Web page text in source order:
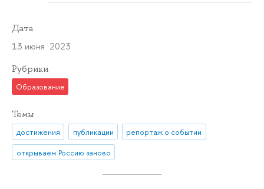
Дата
13 июня 2023
Рубрики
Образование
Темы
достижения публикации
репортаж о событии
открываем Россию заново